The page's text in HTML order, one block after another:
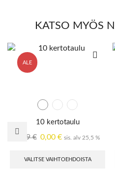
KATSO MYÖS
ALE
10 kertotaulu
2,99€ 0,00 € sis. alv 25,5 %
VALITSE VAIHTOEHDOISTA